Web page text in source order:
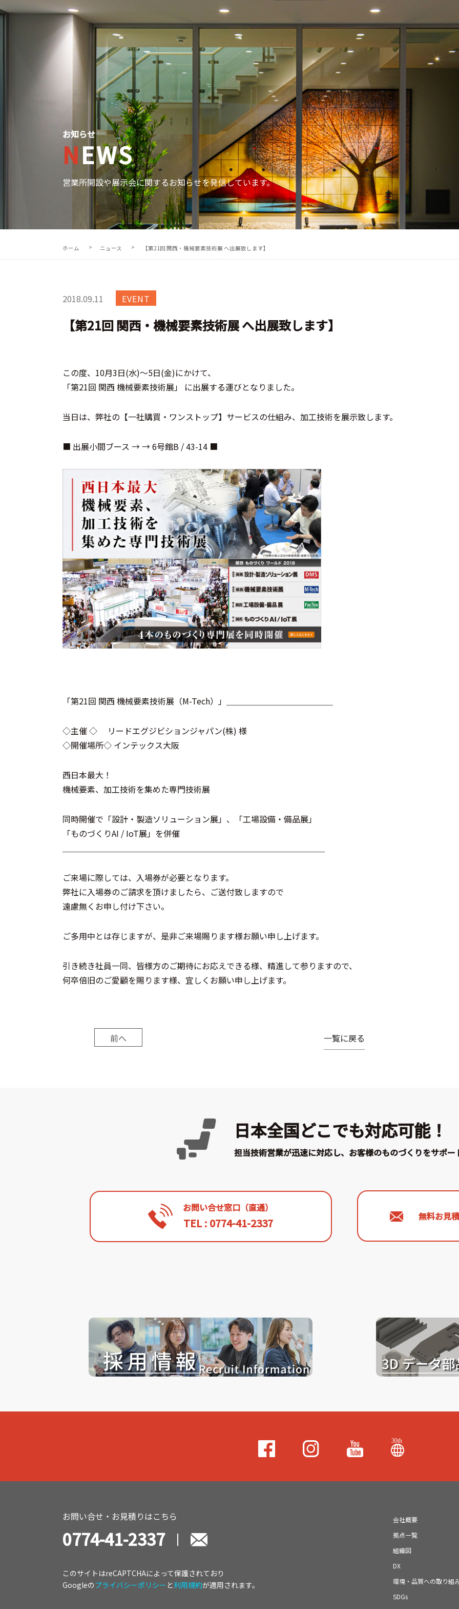
お知らせ
NEWS
営業所開設や展示会に関するお知らせを発信しています。
ホーム ニュース 【第21回 関西・機械要素技術展 へ出展致します】
2018.09.11 EVENT
【第21回 関西・機械要素技術展 へ出展致します】
この度、10月3日(水)～5日(金)にかけて、
「第21回 関西 機械要素技術展」 に出展する運びとなりました。
当日は、弊社の【一社購買・ワンストップ】サービスの仕組み、加工技術を展示致します。
■ 出展小間ブース → → 6号館B / 43-14 ■
「第21回 関西 機械要素技術展（M-Tech）」＿＿＿＿＿＿＿＿＿＿＿＿＿
◇主催 ◇ リードエグジビションジャパン(株) 様
◇開催場所◇ インテックス大阪
西日本最大！
機械要素、加工技術を集めた専門技術展
同時開催で「設計・製造ソリューション展」、「工場設備・備品展」
「ものづくりAI / IoT展」を併催
ご来場に際しては、入場券が必要となります。
弊社に入場券のご請求を頂けましたら、ご送付致しますので
遠慮無くお申し付け下さい。
ご多用中とは存じますが、是非ご来場賜ります様お願い申し上げます。
引き続き社員一同、皆様方のご期待にお応えできる様、精進して参りますので、
何卒倍旧のご愛顧を賜ります様、宜しくお願い申し上げます。
前へ 一覧に戻る
日本全国どこでも対応可能！
担当技術営業が迅速に対応し、お客様のものづくりをサポー
お問い合せ窓口（直通）
TEL : 0774-41-2337 無料お見
お問い合せ・お見積りはこちら
0774-41-2337
このサイトはreCAPTCHAによって保護されており
Googleのプライバシーポリシー と利用規約が適用されます。
会社概要
拠点一覧
組織図
DX
環境・品質への取り組
SDGs